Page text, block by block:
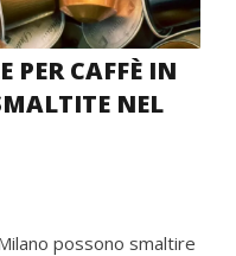
PER CAFFÈ IN
NEL
possono smaltire